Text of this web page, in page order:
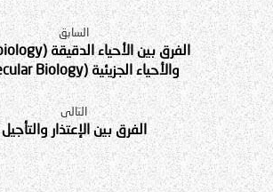
السابق
والأحياء الجزيئية (Molecular Biology)
التالى
الفرق بين الإعتذار والتأجيل